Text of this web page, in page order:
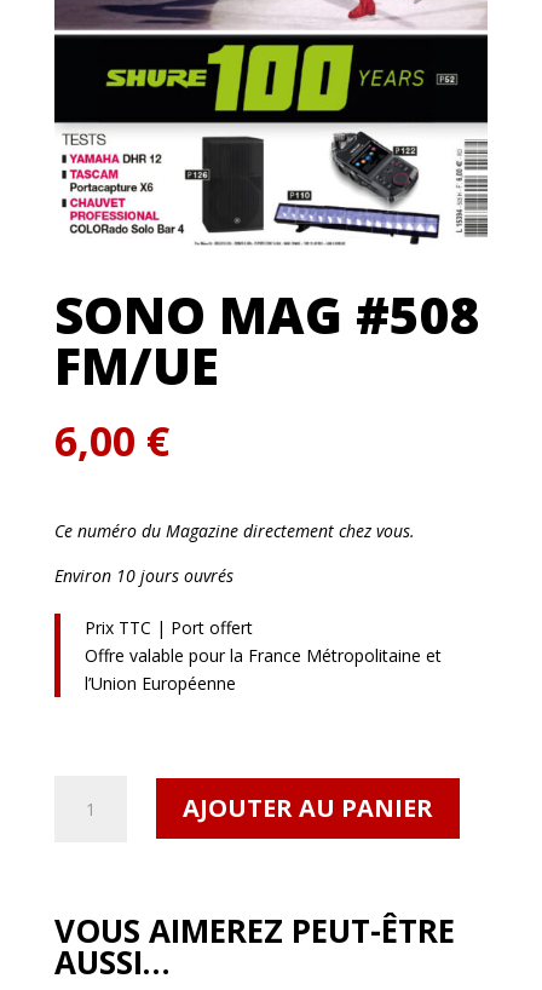
SONO MAG #508
FM/UE
6,00 €
Ce numéro du Magazine directement chez vous.
Environ 10 jours ouvrés
Prix TTC | Port offert
Offre valable pour la France Métropolitaine et
l’Union Européenne
FM/UE
AJOUTER AU PANIER
VOUS AIMEREZ PEUT-ÊTRE
AUSSI…